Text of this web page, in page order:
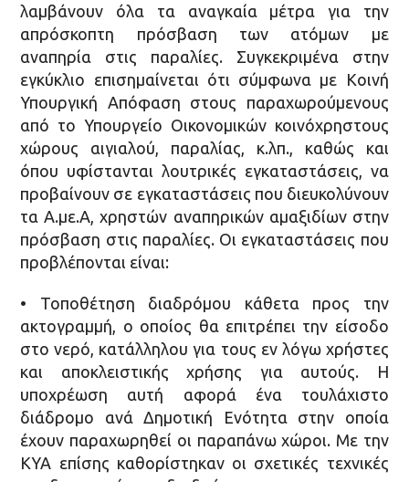
λαμβάνουν όλα τα αναγκαία μέτρα για την
απρόσκοπτη πρόσβαση των ατόμων με
αναπηρία στις παραλίες. Συγκεκριμένα στην
εγκύκλιο επισημαίνεται ότι σύμφωνα με Κοινή
Υπουργική Απόφαση στους παραχωρούμενους
από το Υπουργείο Οικονομικών κοινόχρηστους
χώρους αιγιαλού, παραλίας, κ.λπ., καθώς και
όπου υφίστανται λουτρικές εγκαταστάσεις, να
προβαίνουν σε εγκαταστάσεις που διευκολύνουν
τα Α.με.Α, χρηστών αναπηρικών αμαξιδίων στην
πρόσβαση στις παραλίες. Οι εγκαταστάσεις που
προβλέπονται είναι:
• Τοποθέτηση διαδρόμου κάθετα προς την
ακτογραμμή, ο οποίος θα επιτρέπει την είσοδο
στο νερό, κατάλληλου για τους εν λόγω χρήστες
και αποκλειστικής χρήσης για αυτούς. Η
υποχρέωση αυτή αφορά ένα τουλάχιστο
διάδρομο ανά Δημοτική Ενότητα στην οποία
έχουν παραχωρηθεί οι παραπάνω χώροι. Με την
ΚΥΑ επίσης καθορίστηκαν οι σχετικές τεχνικές